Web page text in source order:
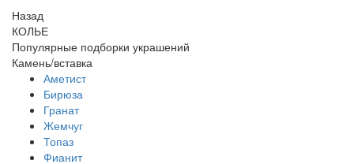
Назад
КОЛЬЕ
Популярные подборки украшений
Камень/вставка
Аметист
Бирюза
Гранат
Жемчуг
Топаз
Фианит